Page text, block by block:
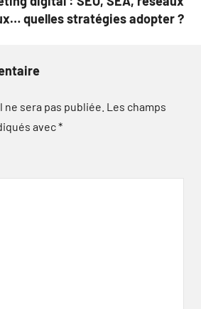
quelles stratégies adopter ?
sera pas publiée. Les champs
avec*